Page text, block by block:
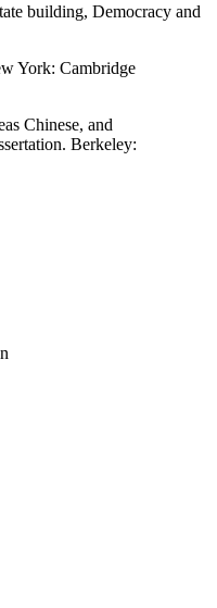
building, Democracy and
York: Cambridge
Chinese, and
Berkeley: